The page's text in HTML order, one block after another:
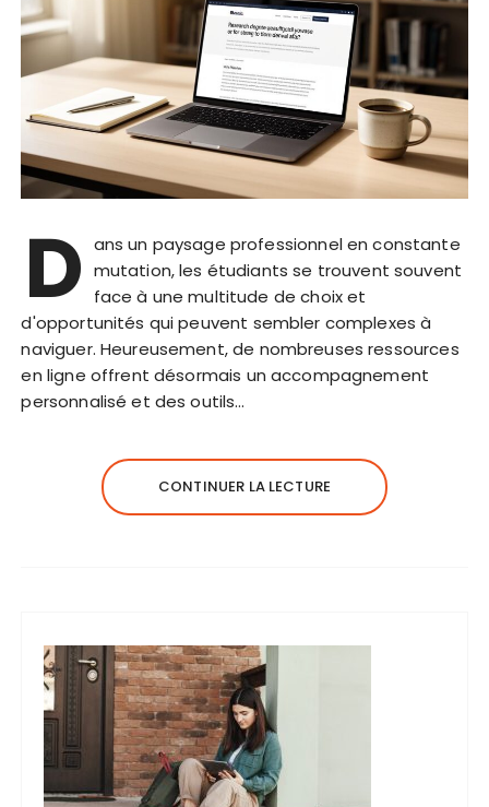
D ans un paysage professionnel en constante
mutation, les étudiants se trouvent souvent
face à une multitude de choix et
d'opportunités qui peuvent sembler complexes à
naviguer. Heureusement, de nombreuses ressources
en ligne offrent désormais un accompagnement
personnalisé et des outils…
CONTINUER LA LECTURE